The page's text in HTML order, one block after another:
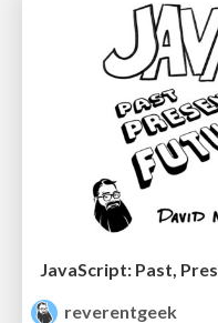
reverentgeek